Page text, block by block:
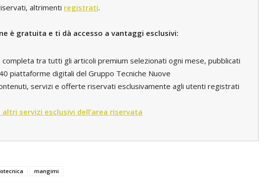
altrimenti registrati.
è gratuita e ti dà accesso a vantaggi esclusivi:
completa tra tutti gli articoli premium selezionati ogni mese, pubblicati
piattaforme digitali del Gruppo Tecniche Nuove
servizi e offerte riservati esclusivamente agli utenti registrati
servizi esclusivi dell’area riservata
mangimi